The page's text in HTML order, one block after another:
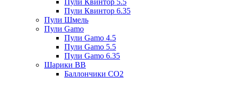
Пули Квинтор 5.5
Пули Квинтор 6.35
Пули Шмель
Пули Gamo
Пули Gamo 4.5
Пули Gamo 5.5
Пули Gamo 6.35
Шарики BB
Баллончики CO2